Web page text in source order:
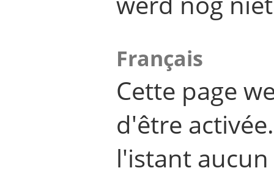
Français
Cette page
d'être
l'istant